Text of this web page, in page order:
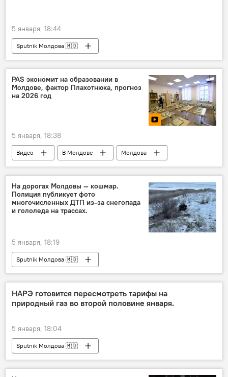
5 января, 18:44
Sputnik Молдова 🇲🇩
PAS экономит на образовании в
Молдове, фактор Плахотнюка, прогноз
на 2026 год
5 января, 18:38
Видео В Молдове Молдова
На дорогах Молдовы — кошмар.
Полиция публикует фото
многочисленных ДТП из-за снегопада
и гололеда на трассах.
5 января, 18:19
Sputnik Молдова 🇲🇩
НАРЭ готовится пересмотреть тарифы на
природный газ во второй половине января.
5 января, 18:04
Sputnik Молдова 🇲🇩